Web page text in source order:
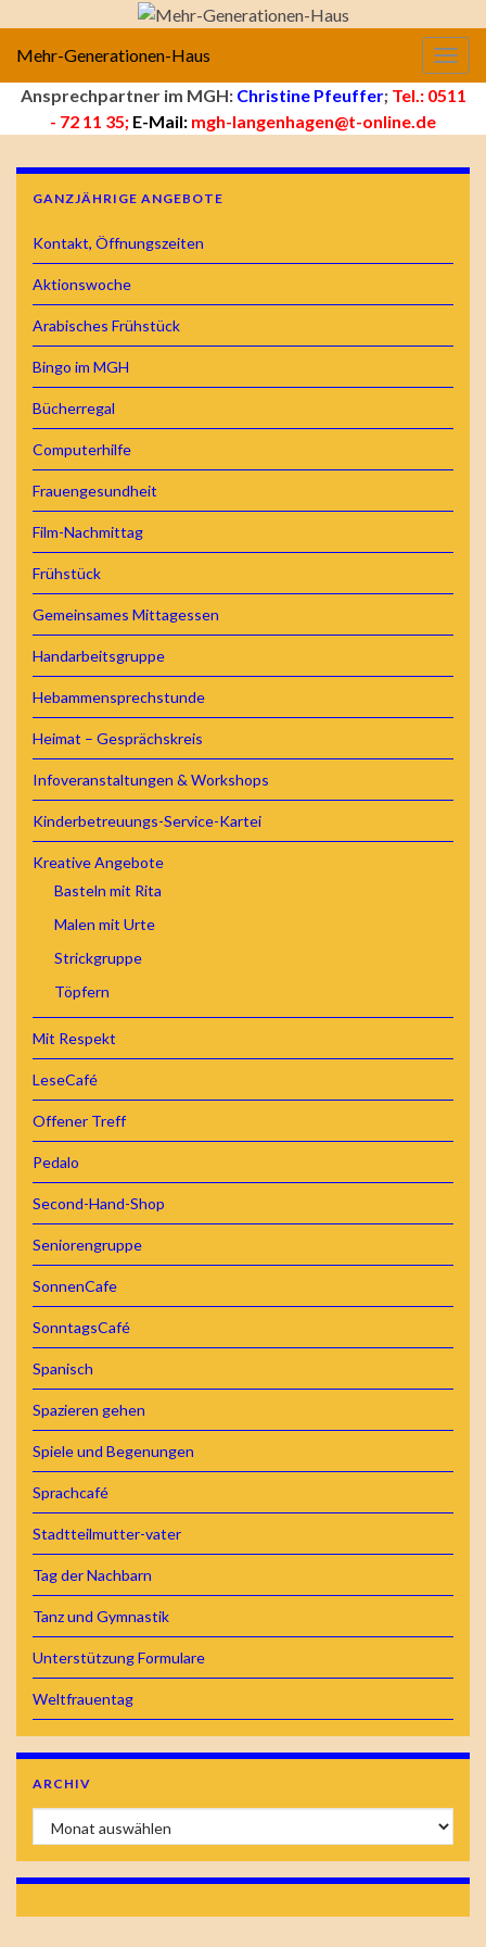
Mehr-Generationen-Haus
Ansprechpartner im MGH: Christine Pfeuffer; Tel.: 0511
- 72 11 35; E-Mail: mgh-langenhagen@t-online.de
GANZJÄHRIGE ANGEBOTE
Kontakt, Öffnungszeiten
Aktionswoche
Arabisches Frühstück
Bingo im MGH
Bücherregal
Computerhilfe
Frauengesundheit
Film-Nachmittag
Frühstück
Gemeinsames Mittagessen
Handarbeitsgruppe
Hebammensprechstunde
Heimat – Gesprächskreis
Infoveranstaltungen & Workshops
Kinderbetreuungs-Service-Kartei
Kreative Angebote
Basteln mit Rita
Malen mit Urte
Strickgruppe
Töpfern
Mit Respekt
LeseCafé
Offener Treff
Pedalo
Second-Hand-Shop
Seniorengruppe
SonnenCafe
SonntagsCafé
Spanisch
Spazieren gehen
Spiele und Begenungen
Sprachcafé
Stadtteilmutter-vater
Tag der Nachbarn
Tanz und Gymnastik
Unterstützung Formulare
Weltfrauentag
ARCHIV